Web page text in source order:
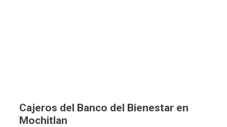
Cajeros del Banco del Bienestar en
Mochitlan